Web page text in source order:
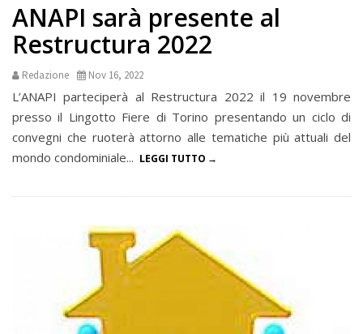
ANAPI sarà presente al
Restructura 2022
Redazione Nov 16, 2022
L’ANAPI parteciperà al Restructura 2022 il 19 novembre
presso il Lingotto Fiere di Torino presentando un ciclo di
convegni che ruoterà attorno alle tematiche più attuali del
mondo condominiale... LEGGI TUTTO